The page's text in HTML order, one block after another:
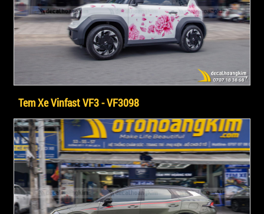
Tem Xe Vinfast VF3 - VF3098